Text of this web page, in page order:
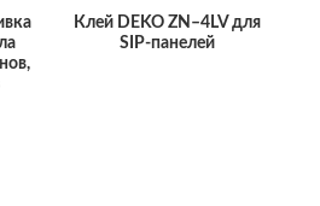
Клей DEKO ZN–4LV для
SIP-панелей